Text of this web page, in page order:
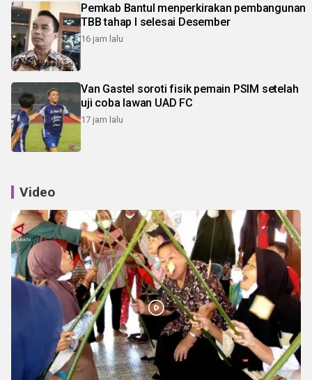
Pemkab Bantul menperkirakan pembangunan
TBB tahap I selesai Desember
16 jam lalu
Van Gastel soroti fisik pemain PSIM setelah
uji coba lawan UAD FC
17 jam lalu
Video